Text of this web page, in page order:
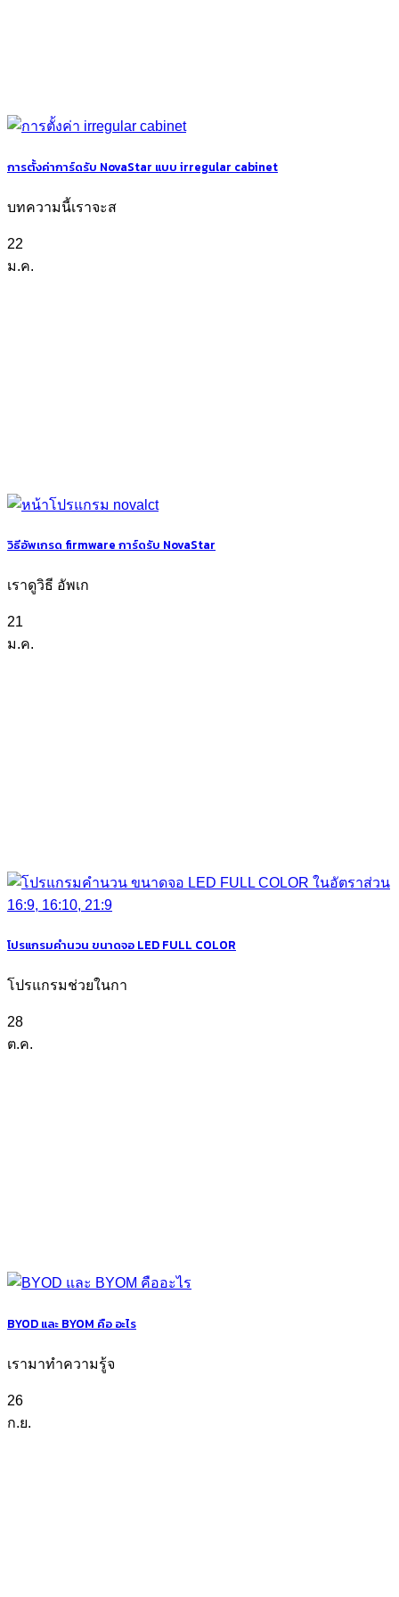
การตั้งค่าการ์ดรับ NovaStar แบบ irregular cabinet
บทความนี้เราจะส
22
ม.ค.
วิธีอัพเกรด firmware การ์ดรับ NovaStar
เราดูวิธี อัพเก
21
ม.ค.
โปรแกรมคำนวน ขนาดจอ LED FULL COLOR
โปรแกรมช่วยในกา
28
ต.ค.
BYOD และ BYOM คือ อะไร
เรามาทำความรู้จ
26
ก.ย.